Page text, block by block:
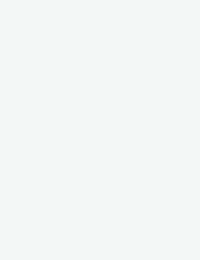
Comment
traiter les
tradition